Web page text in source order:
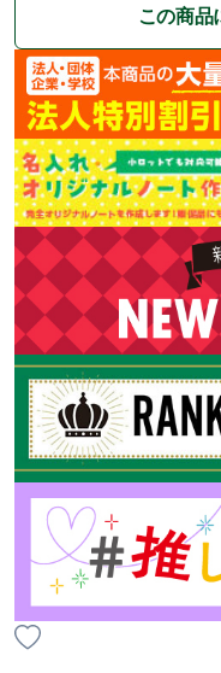
この商品